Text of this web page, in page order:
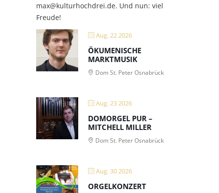
max@kulturhochdrei.de. Und nun: viel
Freude!
Aug. 22 2026
ÖKUMENISCHE
MARKTMUSIK
Dom St. Peter Osnabrück
Aug. 23 2026
DOMORGEL PUR –
MITCHELL MILLER
Dom St. Peter Osnabrück
Aug. 30 2026
ORGELKONZERT